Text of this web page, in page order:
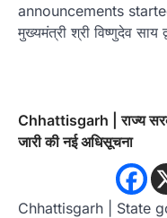
announcements
मुख्यमंत्री श्री विष्णुदेव साय
Chhattisgarh | राज्य
जारी की नई अधिसूचना
Chhattisgarh | State